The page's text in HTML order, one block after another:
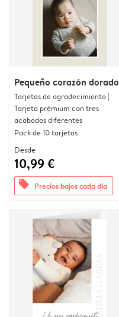
Pequeño corazón dorado
Tarjetas de agradecimiento |
Tarjeta prémium con tres
acabados diferentes
Pack de 10 tarjetas
Desde
10,99 €
offers Precios bajos cada día